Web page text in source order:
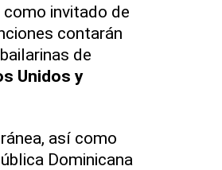
invitado de
contarán
de
Unidos y
así como
Dominicana